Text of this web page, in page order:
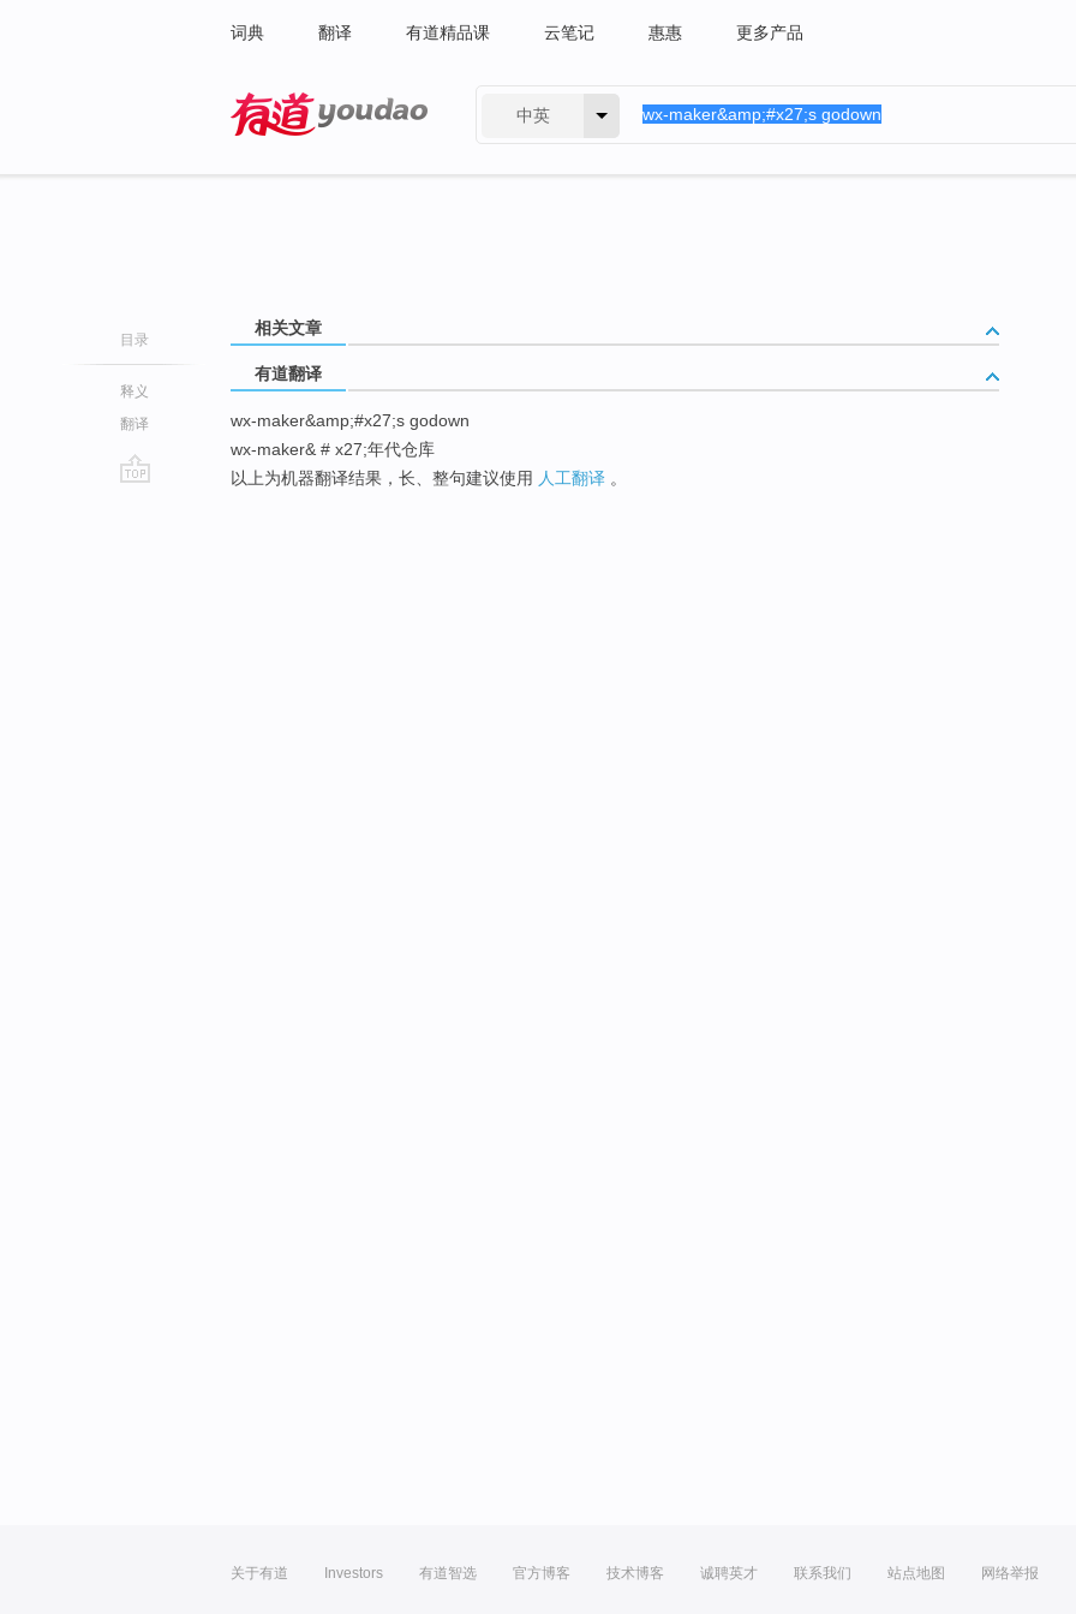
词典 翻译 有道精品课 云笔记 惠惠 更多产品
中英
目录
释义
翻译
相关文章
有道翻译
wx-maker&amp;#x27;s godown
wx-maker& # x27;年代仓库
以上为机器翻译结果，长、整句建议使用 人工翻译 。
关于有道 Investors 有道智选 官方博客 技术博客 诚聘英才 联系我们 站点地图 网络举报